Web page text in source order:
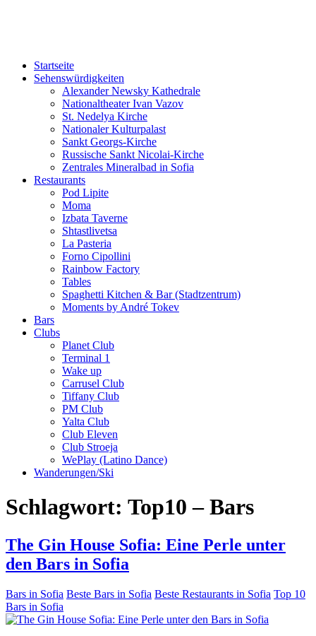
Startseite
Sehenswürdigkeiten
Alexander Newsky Kathedrale
Nationaltheater Ivan Vazov
St. Nedelya Kirche
Nationaler Kulturpalast
Sankt Georgs-Kirche
Russische Sankt Nicolai-Kirche
Zentrales Mineralbad in Sofia
Restaurants
Pod Lipite
Moma
Izbata Taverne
Shtastlivetsa
La Pasteria
Forno Cipollini
Rainbow Factory
Tables
Spaghetti Kitchen & Bar (Stadtzentrum)
Moments by André Tokev
Bars
Clubs
Planet Club
Terminal 1
Wake up
Carrusel Club
Tiffany Club
PM Club
Yalta Club
Club Eleven
Club Stroeja
WePlay (Latino Dance)
Wanderungen/Ski
Schlagwort: Top10 – Bars
The Gin House Sofia: Eine Perle unter
den Bars in Sofia
Bars in Sofia Beste Bars in Sofia Beste Restaurants in Sofia Top 10
Bars in Sofia